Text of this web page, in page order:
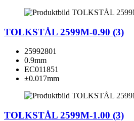
TOLKSTÅL 2599M-0.90 (3)
25992801
0.9mm
EC011851
±0.017mm
TOLKSTÅL 2599M-1.00 (3)